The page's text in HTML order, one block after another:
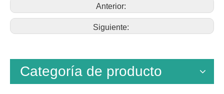
Anterior:
Siguiente:
Categoría de producto